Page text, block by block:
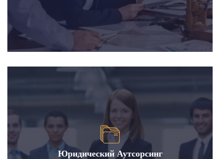
Юридический Аутсорсинг